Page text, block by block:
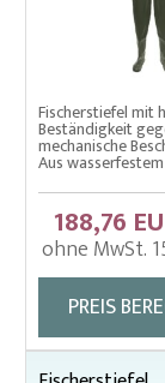
Rahmen
Fischerstiefel mit
Beständigkeit
mechanische
Aus
188,76
ohne MwSt.
PREIS